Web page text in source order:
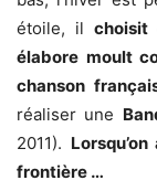
étoile, il choisit
élabore moult
chanson
réaliser une
2011).
frontière …